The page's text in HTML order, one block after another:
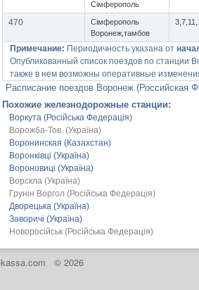
Сімферополь
470
Сімферополь
Воронеж,тамбов
Примечание: Периодичность указана от
Опубликованный список поездов по станции
также в нем возможны оперативные
Расписание поездов Воронеж (Российская
Похожие железнодорожные станции:
Воркута (Російська Федерація)
Ворожба-Тов. (Україна)
Воронинская (Казахстан)
Воронківці (Україна)
Вороновиці (Україна)
Ворскла (Україна)
Грунін Воргол (Російська Федерація)
Дворецька (Україна)
Заворичі (Україна)
Новоросійськ (Російська Федерація)
© 2026